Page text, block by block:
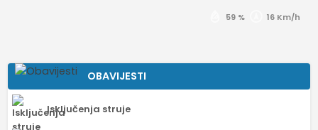
59 % 16 Km/h
OBAVIJESTI
Isključenja struje